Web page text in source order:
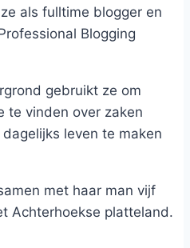
als fulltime blogger en
Blogging
gebruikt ze om
te vinden over zaken
leven te maken
met haar man vijf
Achterhoekse platteland.